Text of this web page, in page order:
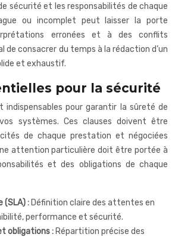
sécurité et les responsabilités de chaque
ou incomplet peut laisser la porte
erronées et à des conflits
de consacrer du temps à la rédaction d’un
et exhaustif.
pour la sécurité
indispensables pour garantir la sûreté de
systèmes. Ces clauses doivent être
de chaque prestation et négociées
attention particulière doit être portée à
et des obligations de chaque
(SLA) : Définition claire des attentes en
performance et sécurité.
obligations : Répartition précise des